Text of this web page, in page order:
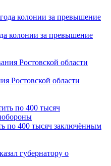
колонии за превышение
Ростовской области
по 400 тысяч заключённым